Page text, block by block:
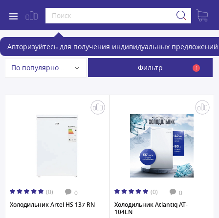
Авторизуйтесь для получения индивидуальных предложений
Холодильники
По популярности Фильтр 1
(0) 0
Холодильник Artel HS 137 RN
(0) 0
Холодильник Atlantiq AT-
104LN